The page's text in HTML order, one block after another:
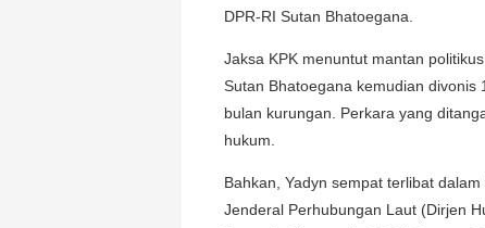
DPR-RI Sutan Bhatoegana.
Jaksa KPK menuntut mantan
Sutan Bhatoegana kemudian
bulan kurungan. Perkara yang
hukum.
Bahkan, Yadyn sempat terlibat
Jenderal Perhubungan Laut (Dirjen